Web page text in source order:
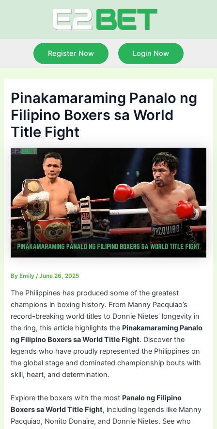
Register Now Login Now
Pinakamaraming Panalo ng
Filipino Boxers sa World
Title Fight
ByEmily /June 26, 2025
The Philippines has produced some of the greatest
champions in boxing history. From Manny Pacquiao’s
record-breaking world titles to Donnie Nietes’ longevity in
the ring, this article highlights the Pinakamaraming Panalo
ng Filipino Boxers sa World Title Fight. Discover the
legends who have proudly represented the Philippines on
the global stage and dominated championship bouts with
skill, heart, and determination.
Explore the boxers with the most Panalo ng Filipino
Boxers sa World Title Fight, including legends like Manny
Pacquiao, Nonito Donaire, and Donnie Nietes. See who